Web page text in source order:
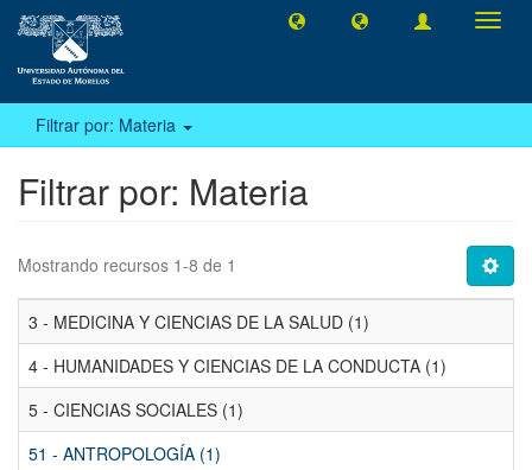
Filtrar por: Materia
Filtrar por: Materia
Mostrando recursos 1-8 de 1
3 - MEDICINA Y CIENCIAS DE LA SALUD (1)
4 - HUMANIDADES Y CIENCIAS DE LA CONDUCTA (1)
5 - CIENCIAS SOCIALES (1)
51 - ANTROPOLOGÍA (1)